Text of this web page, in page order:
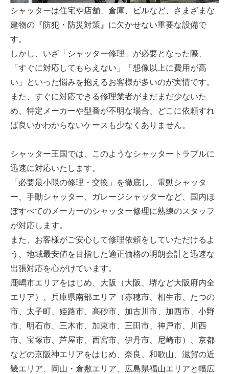
シャッターは住宅や店舗、倉庫、ビルなど、さまざまな
建物の『防犯・防災対策』に欠かせない重要な設備で
す。
しかし、いざ「シャッター修理」が必要となった際、
「すぐに対応してもらえない」「想像以上に費用が高
い」といった悩みを抱えるお客様が多いのが実情です。
また、すぐに対応できる修理業者がまだまだ少ないた
め、特定メーカーや型番が不明な場合、どこに依頼すれ
ば良いかわからないケースも少なくありません。
シャッター王国では、このようなシャッタートラブルに
迅速に対応いたします。
「必要最小限の修理・交換」を徹底し、電動シャッタ
ー、手動シャッター、ガレージシャッターなど、国内ほ
ぼすべてのメーカーのシャッター修理に熟練のスタッフ
が対応します。
また、お客様がご安心して修理依頼をしていただけるよ
う、地域最安値を目指した適正価格の明朗会計と迅速な
出張対応を心がけています。
鹿嶋市エリアをはじめ、大阪（大阪、堺など大阪府内全
エリア）、兵庫県南部エリア（赤穂市、相生市、たつの
市、太子町、姫路市、高砂市、加古川市、加西市、小野
市、明石市、三木市、加東市、三田市、神戸市、川西
市、宝塚市、芦屋市、西宮市、伊丹市、尼崎市）、京都
などの京阪神エリアをはじめ、奈良、和歌山、滋賀の近
畿エリア、岡山・倉敷エリア、広島県福山エリアと幅広